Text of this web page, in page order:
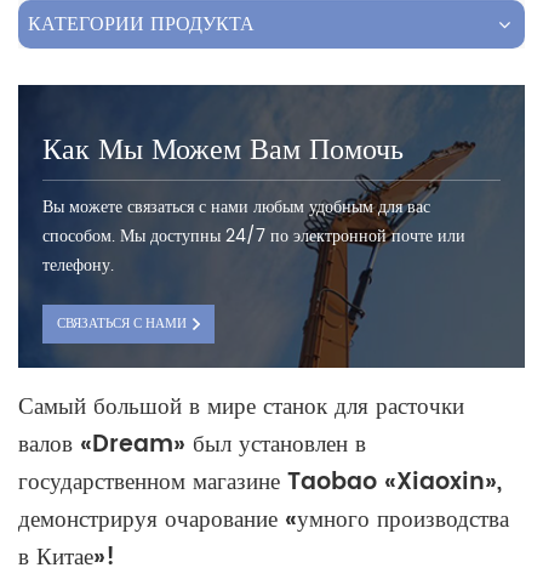
КАТЕГОРИИ ПРОДУКТА
Как Мы Можем Вам Помочь
Вы можете связаться с нами любым удобным для вас
способом. Мы доступны 24/7 по электронной почте или
телефону.
СВЯЗАТЬСЯ С НАМИ
Самый большой в мире станок для расточки
валов «Dream» был установлен в
государственном магазине Taobao «Xiaoxin»,
демонстрируя очарование «умного производства
в Китае»!